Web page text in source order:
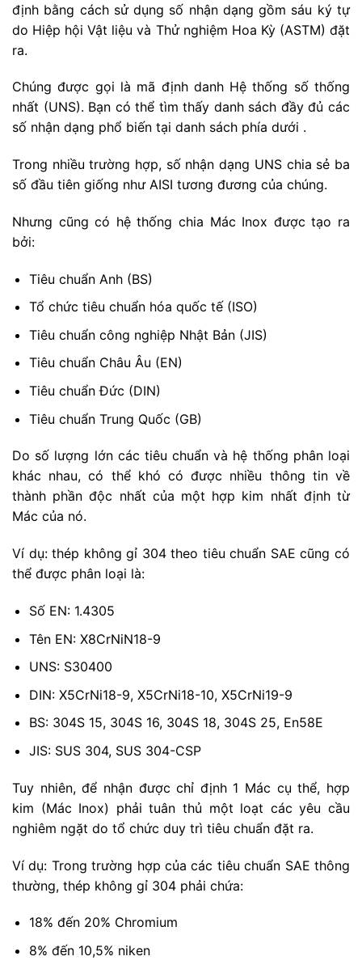
định bằng cách sử dụng số nhận dạng gồm sáu ký tự
do Hiệp hội Vật liệu và Thử nghiệm Hoa Kỳ (ASTM) đặt
ra.
Chúng được gọi là mã định danh Hệ thống số thống
nhất (UNS). Bạn có thể tìm thấy danh sách đầy đủ các
số nhận dạng phổ biến tại danh sách phía dưới .
Trong nhiều trường hợp, số nhận dạng UNS chia sẻ ba
số đầu tiên giống như AISI tương đương của chúng.
Nhưng cũng có hệ thống chia Mác Inox được tạo ra
bởi:
Tiêu chuẩn Anh (BS)
Tổ chức tiêu chuẩn hóa quốc tế (ISO)
Tiêu chuẩn công nghiệp Nhật Bản (JIS)
Tiêu chuẩn Châu Âu (EN)
Tiêu chuẩn Đức (DIN)
Tiêu chuẩn Trung Quốc (GB)
Do số lượng lớn các tiêu chuẩn và hệ thống phân loại
khác nhau, có thể khó có được nhiều thông tin về
thành phần độc nhất của một hợp kim nhất định từ
Mác của nó.
Ví dụ: thép không gỉ 304 theo tiêu chuẩn SAE cũng có
thể được phân loại là:
Số EN: 1.4305
Tên EN: X8CrNiN18-9
UNS: S30400
DIN: X5CrNi18-9, X5CrNi18-10, X5CrNi19-9
BS: 304S 15, 304S 16, 304S 18, 304S 25, En58E
JIS: SUS 304, SUS 304-CSP
Tuy nhiên, để nhận được chỉ định 1 Mác cụ thể, hợp
kim (Mác Inox) phải tuân thủ một loạt các yêu cầu
nghiêm ngặt do tổ chức duy trì tiêu chuẩn đặt ra.
Ví dụ: Trong trường hợp của các tiêu chuẩn SAE thông
thường, thép không gỉ 304 phải chứa:
18% đến 20% Chromium
8% đến 10,5% niken